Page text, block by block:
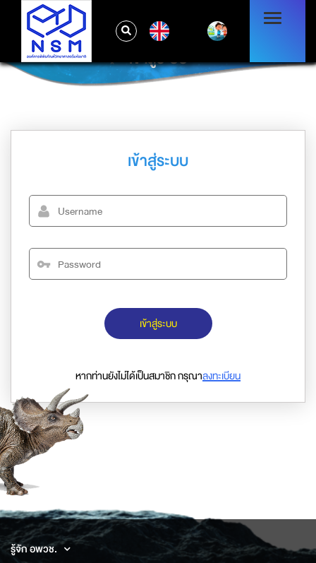
เข้าสู่ระบบ
เข้าสู่ระบบ
เข้าสู่ระบบ
หากท่านยังไม่ได้เป็นสมาชิก กรุณาลงทะเบียน
รู้จัก อพวช.